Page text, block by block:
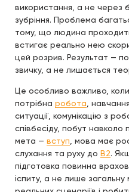
використання, а не через
зубріння. Проблема
тому, що людина
встигає реально нею
цей розрив. Результат —
звичку, а не лишається
Це особливо важливо,
потрібна робота ,
ситуації, комунікацію з
співбесіду, побут
мета — вступ , мова має
слухання та руху до B2.
підготовка повинна
іспиту, а не лише